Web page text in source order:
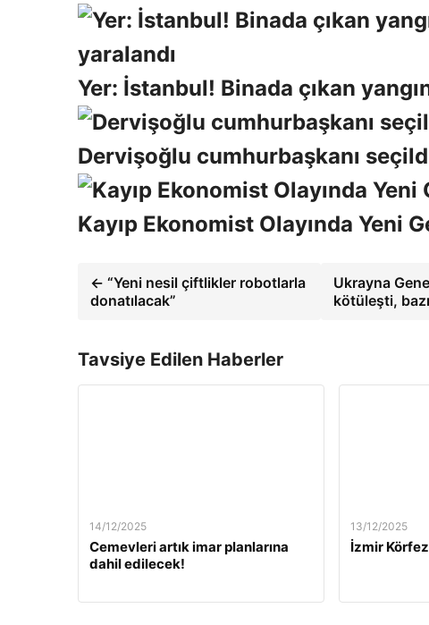
Yer: İstanbul! Binada çıkan
Dervişoğlu cumhurbaşkanı
Kayıp Ekonomist Olayında Yeni
← “Yeni nesil çiftlikler robotlarla
donatılacak”
Ukrayna
kötüleşti,
Tavsiye Edilen Haberler
14/12/2025
Cemevleri artık imar planlarına
dahil edilecek!
13/12/2025
İzmir